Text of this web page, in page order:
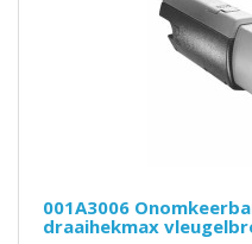
001A3006
draaihekmax